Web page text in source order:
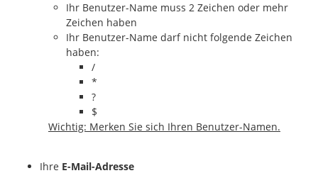
Ihr Benutzer-Name muss 2 Zeichen oder mehr
Zeichen haben
Ihr Benutzer-Name darf nicht folgende Zeichen
haben:
/
*
?
$
Wichtig: Merken Sie sich Ihren Benutzer-Namen.
Ihre E-Mail-Adresse